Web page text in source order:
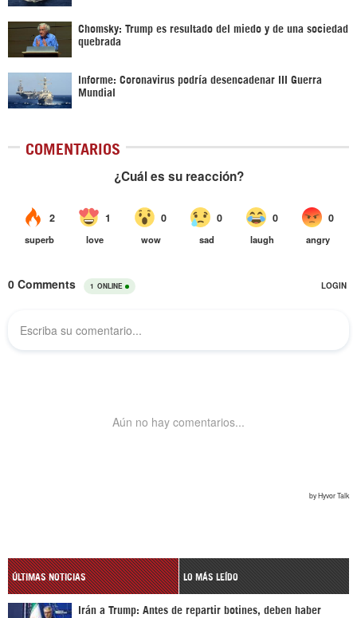
Chomsky: Trump es resultado del miedo y de una sociedad
quebrada
Informe: Coronavirus podría desencadenar III Guerra
Mundial
COMENTARIOS
ÚLTIMAS NOTICIAS LO MÁS LEÍDO
Irán a Trump: Antes de repartir botines, deben haber